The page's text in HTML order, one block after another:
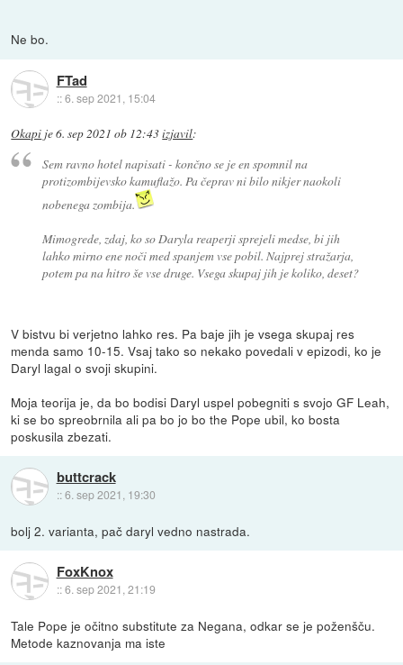
Ne bo.
FTad
::6. sep 2021, 15:04
Okapi je6. sep 2021 ob 12:43izjavil:
Sem ravno hotel napisati - končno se je en spomnil na
protizombijevsko kamuflažo. Pa čeprav ni bilo nikjer naokoli
nobenega zombija.
Mimogrede, zdaj, ko so Daryla reaperji sprejeli medse, bi jih
lahko mirno ene noči med spanjem vse pobil. Najprej stražarja,
potem pa na hitro še vse druge. Vsega skupaj jih je koliko, deset?
V bistvu bi verjetno lahko res. Pa baje jih je vsega skupaj res
menda samo 10-15. Vsaj tako so nekako povedali v epizodi, ko je
Daryl lagal o svoji skupini.
Moja teorija je, da bo bodisi Daryl uspel pobegniti s svojo GF Leah,
ki se bo spreobrnila ali pa bo jo bo the Pope ubil, ko bosta
poskusila zbezati.
buttcrack
::6. sep 2021, 19:30
bolj 2. varianta, pač daryl vedno nastrada.
FoxKnox
::6. sep 2021, 21:19
Tale Pope je očitno substitute za Negana, odkar se je poženšču.
Metode kaznovanja ma iste